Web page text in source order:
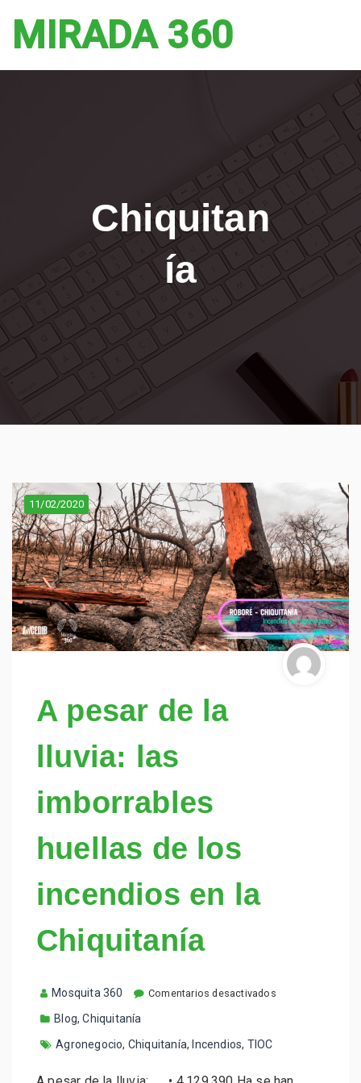
MIRADA 360
Chiquitan
ía
11/02/2020
A pesar de la
lluvia: las
imborrables
huellas de los
incendios en la
Chiquitanía
Mosquita 360 Comentarios desactivadose
a
Blog,Chiquitanía
Agronegocio, Chiquitanía, Incendios, TIOC